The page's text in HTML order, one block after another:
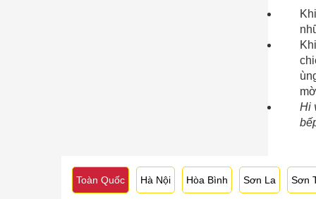
Hi
Toàn Quốc Hà Nội Hòa Bình Sơn La Sơn